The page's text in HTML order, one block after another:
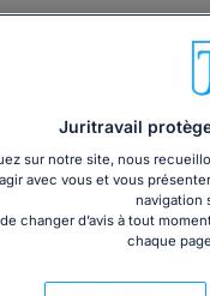
Juritravail
sur notre site, nous
avec vous et vous
navigation
changer d’avis à tout
chaque